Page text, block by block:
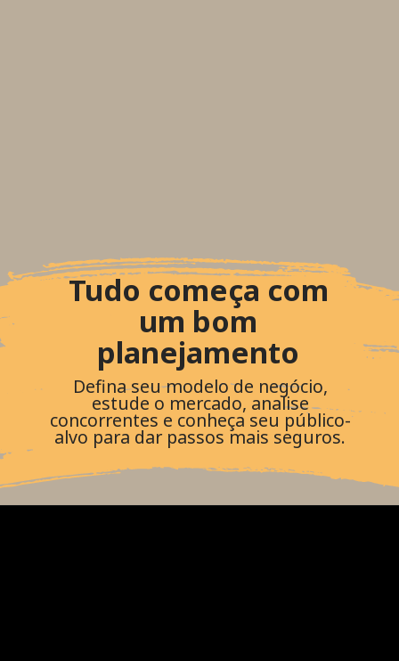
Tudo começa com
um bom
planejamento
Defina seu modelo de negócio,
estude o mercado, analise
concorrentes e conheça seu público-
alvo para dar passos mais seguros.